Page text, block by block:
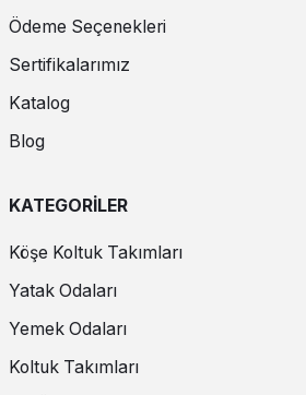
Ödeme Seçenekleri
Sertifikalarımız
Katalog
Blog
KATEGORİLER
Köşe Koltuk Takımları
Yatak Odaları
Yemek Odaları
Koltuk Takımları